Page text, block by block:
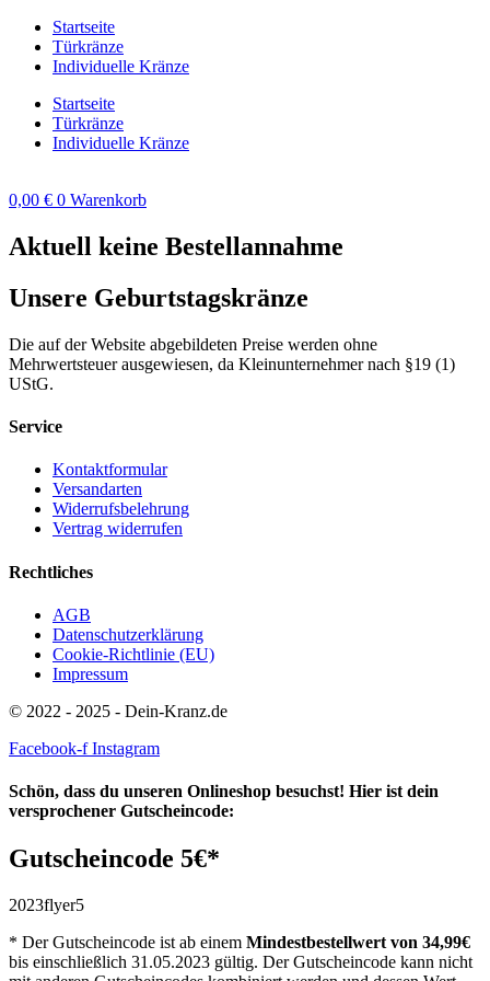
Zum
Inhalt
springen
Startseite
Türkränze
Individuelle Kränze
Startseite
Türkränze
Individuelle Kränze
0,00 € 0 Warenkorb
Aktuell keine Bestellannahme
Unsere Geburtstagskränze
Die auf der Website abgebildeten Preise werden ohne
Mehrwertsteuer ausgewiesen, da Kleinunternehmer nach §19 (1)
UStG.
Service
Kontaktformular
Versandarten
Widerrufsbelehrung
Vertrag widerrufen
Rechtliches
AGB
Datenschutzerklärung
Cookie-Richtlinie (EU)
Impressum
© 2022 - 2025 - Dein-Kranz.de
Facebook-f Instagram
Schön, dass du unseren Onlineshop besuchst! Hier ist dein
versprochener Gutscheincode:
Gutscheincode 5€*
2023flyer5
* Der Gutscheincode ist ab einem Mindestbestellwert von 34,99€
bis einschließlich 31.05.2023 gültig. Der Gutscheincode kann nicht